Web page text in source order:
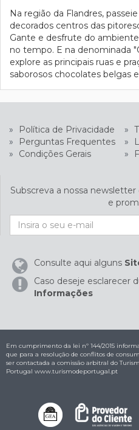
Na região da Flandres,
decorados centros das
Gante e desfrute do
no tempo. E na denominada
explore as principais ruas e
saborosos chocolates belgas
» Política de Privacidade »
»
Perguntas Frequentes »
»
Condições Gerais »
Subscreva a nossa
e
Consulte aqui alguns
Caso deseje esclarecer
Informações
Em cumprimento da lei nº 144/2015
que para a resolução de conflitos de
ser contactada a comissão arbitral do
Portugal www.turismodeportugal.pt